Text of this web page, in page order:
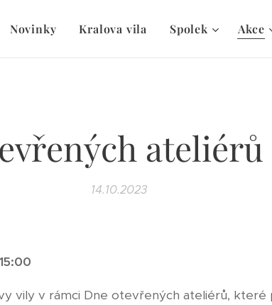
Novinky Kralova vila Spolek Akce
ateliérů
14.10.2023
vily v rámci Dne otevřených ateliérů, které